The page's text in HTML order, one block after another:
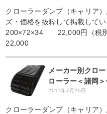
クローラーダンプ（キャリア
ズ・価格を抜粋して掲載し
200×72×34 22,000円（
22,000
メーカー別クロ
ローラー＜諸岡
2017年7月26日
クローラーダンプ（キャリア